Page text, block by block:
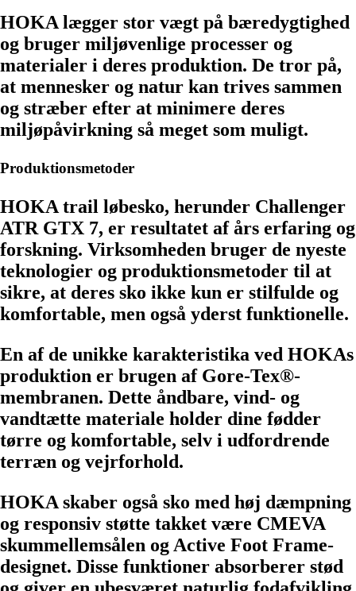
HOKA lægger stor vægt på bæredygtighed
og bruger miljøvenlige processer og
materialer i deres produktion. De tror på,
at mennesker og natur kan trives sammen
og stræber efter at minimere deres
miljøpåvirkning så meget som muligt.
Produktionsmetoder
HOKA trail løbesko, herunder Challenger
ATR GTX 7, er resultatet af års erfaring og
forskning. Virksomheden bruger de nyeste
teknologier og produktionsmetoder til at
sikre, at deres sko ikke kun er stilfulde og
komfortable, men også yderst funktionelle.
En af de unikke karakteristika ved HOKAs
produktion er brugen af ​​Gore-Tex®-
membranen. Dette åndbare, vind- og
vandtætte materiale holder dine fødder
tørre og komfortable, selv i udfordrende
terræn og vejrforhold.
HOKA skaber også sko med høj dæmpning
og responsiv støtte takket være CMEVA
skummellemsålen og Active Foot Frame-
designet. Disse funktioner absorberer stød